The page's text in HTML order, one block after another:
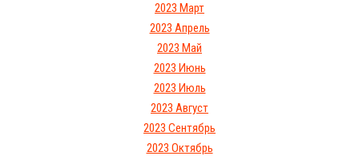
2023 Март
2023 Апрель
2023 Май
2023 Июнь
2023 Июль
2023 Август
2023 Сентябрь
2023 Октябрь